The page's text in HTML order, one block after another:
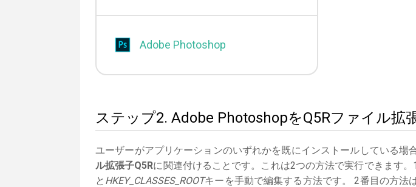
Adobe Photoshop
ステップ2. Adobe PhotoshopをQ5Rファイル拡
ユーザーがアプリケーションのいずれかを既にインストールしている場
ル拡張子Q5Rに関連付けることです。これは2つの方法で実行できます
と HKEY_CLASSES_ROOTキーを手動で編集する方法です。 2番目の方法